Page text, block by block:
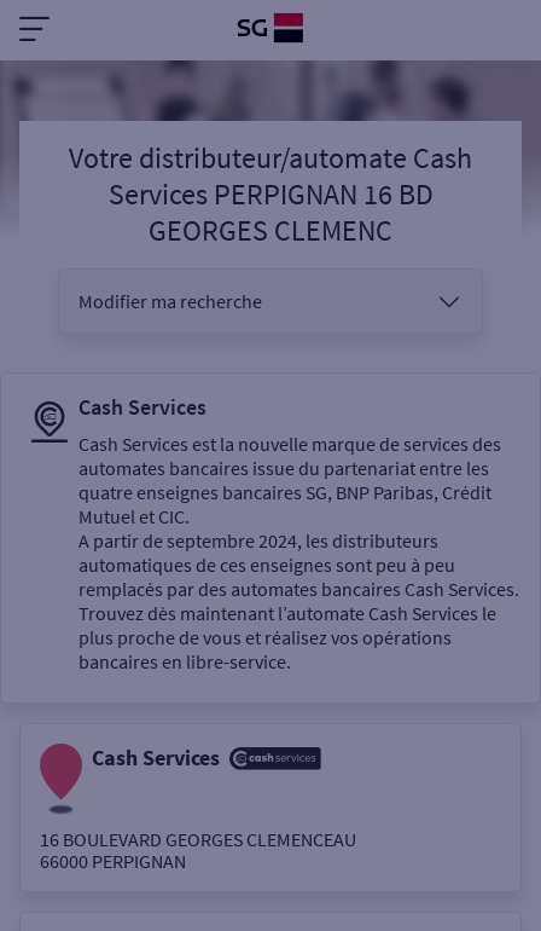
Votre distributeur/automate Cash
Services PERPIGNAN 16 BD
GEORGES CLEMENC
Modifier ma recherche
Sélectionnez votre recherche
Un service
Autour de moi
Cash Services
Cash Services est la nouvelle marque de services des
automates bancaires issue du partenariat entre les
quatre enseignes bancaires SG, BNP Paribas, Crédit
Mutuel et CIC.
A partir de septembre 2024, les distributeurs
automatiques de ces enseignes sont peu à peu
remplacés par des automates bancaires Cash Services.
Trouvez dès maintenant l’automate Cash Services le
plus proche de vous et réalisez vos opérations
bancaires en libre-service.
Cash Services
16 BOULEVARD GEORGES CLEMENCEAU
66000 PERPIGNAN